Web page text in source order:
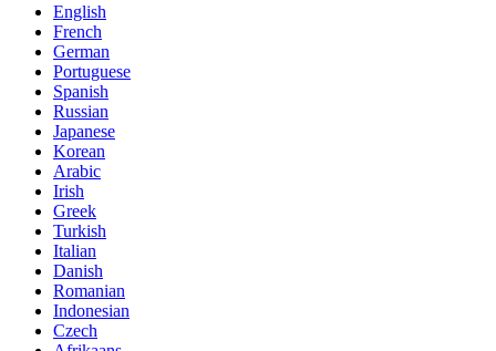
English
French
German
Portuguese
Spanish
Russian
Japanese
Korean
Arabic
Irish
Greek
Turkish
Italian
Danish
Romanian
Indonesian
Czech